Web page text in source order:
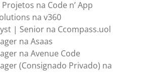
na Code n’ App
na v360
| Senior na Ccompass.uol
na Asaas
na Avenue Code
(Consignado Privado) na